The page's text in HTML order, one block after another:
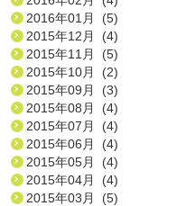
2016年01月 (5)
2015年12月 (4)
2015年11月 (5)
2015年10月 (2)
2015年09月 (3)
2015年08月 (4)
2015年07月 (4)
2015年06月 (4)
2015年05月 (4)
2015年04月 (4)
2015年03月 (5)